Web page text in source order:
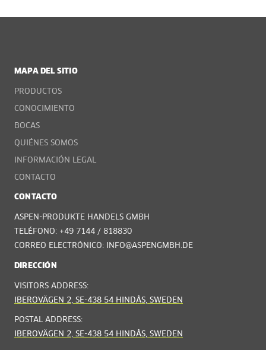
MAPA DEL SITIO
PRODUCTOS
CONOCIMIENTO
BOCAS
QUIÉNES SOMOS
INFORMACIÓN LEGAL
CONTACTO
CONTACTO
ASPEN-PRODUKTE HANDELS GMBH
TELÉFONO: +49 7144 / 818830
CORREO ELECTRÓNICO: INFO@ASPENGMBH.DE
DIRECCIÓN
VISITORS ADDRESS:
IBEROVÄGEN 2, SE-438 54 HINDÅS, SWEDEN
POSTAL ADDRESS:
IBEROVÄGEN 2, SE-438 54 HINDÅS, SWEDEN